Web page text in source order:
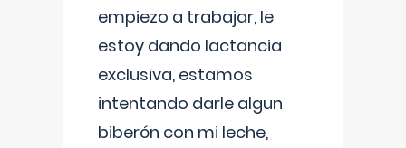
empiezo a trabajar, le
estoy dando lactancia
exclusiva, estamos
intentando darle algun
biberón con mi leche,